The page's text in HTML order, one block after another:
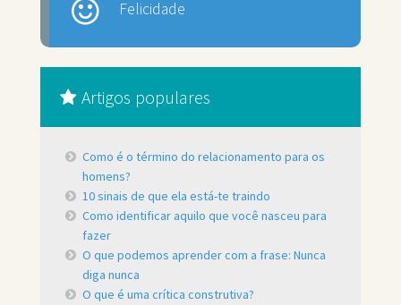
Felicidade
Artigos populares
Como é o término do relacionamento para os
homens?
10 sinais de que ela está-te traindo
Como identificar aquilo que você nasceu para
fazer
O que podemos aprender com a frase: Nunca
diga nunca
O que é uma crítica construtiva?